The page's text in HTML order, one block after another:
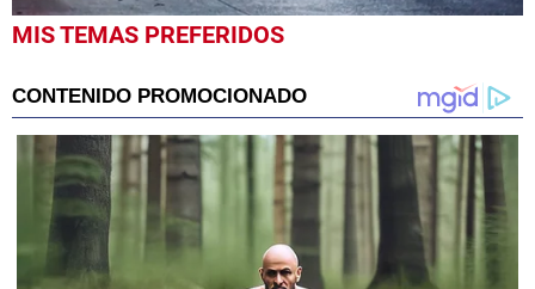
0
seconds
minute,
16
seconds
MIS TEMAS PREFERIDOS